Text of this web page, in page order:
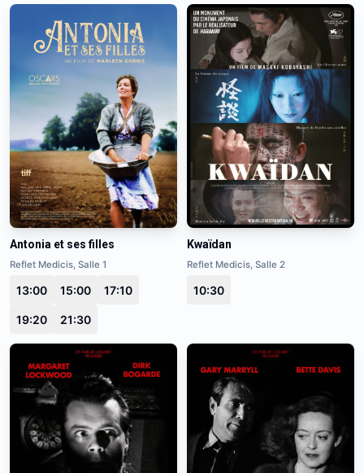
Antonia et ses filles
Reflet Medicis, Salle 1
13:00 15:00 17:10
19:20 21:30
Kwaïdan
Reflet Medicis, Salle 2
10:30